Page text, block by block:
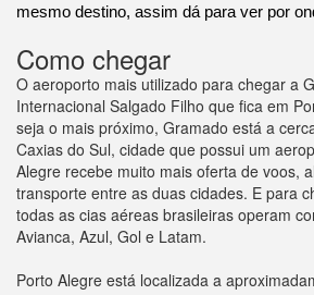
mesmo destino, assim dá para ver por
Como chegar
O aeroporto mais utilizado para chegar a
Internacional Salgado Filho que fica em
seja o mais próximo, Gramado está a
Caxias do Sul, cidade que possui um
Alegre recebe muito mais oferta de voos,
transporte entre as duas cidades. E para
todas as cias aéreas brasileiras operam
Avianca, Azul, Gol e Latam.
Porto Alegre está localizada a